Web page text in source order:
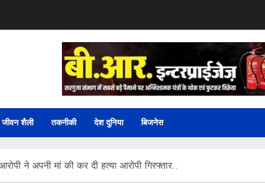
जीवन शैली तकनीकी देश दुनिया बिजनेस
ने अपनी मां की कर दी हत्या आरोपी गिरफ्तार..